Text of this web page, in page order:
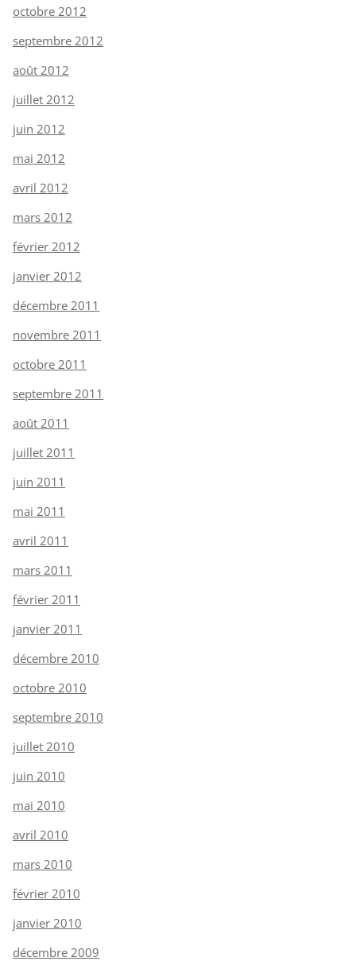
octobre 2012
septembre 2012
août 2012
juillet 2012
juin 2012
mai 2012
avril 2012
mars 2012
février 2012
janvier 2012
décembre 2011
novembre 2011
octobre 2011
septembre 2011
août 2011
juillet 2011
juin 2011
mai 2011
avril 2011
mars 2011
février 2011
janvier 2011
décembre 2010
octobre 2010
septembre 2010
juillet 2010
juin 2010
mai 2010
avril 2010
mars 2010
février 2010
janvier 2010
décembre 2009